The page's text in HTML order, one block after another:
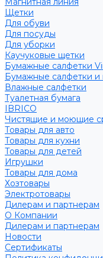
Щетки
Для обуви
Для посуды
Для уборки
Каучуковые щетки
Бумажные салфетки
Бумажные салфетки и
Влажные салфетки
Туалетная бумага
IBRICO
Чистящие и моющие
Товары для авто
Товары для кухни
Товары для детей
Игрушки
Товары для дома
Хозтовары
Электротовары
Дилерам и партнерам
О Компании
Дилерам и партнерам
Новости
Сертификаты